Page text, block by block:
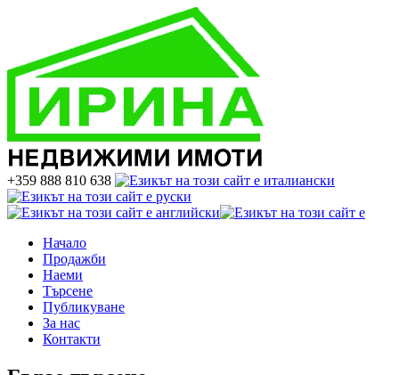
+359 888 810 638
Начало
Продажби
Наеми
Търсене
Публикуване
За нас
Контакти